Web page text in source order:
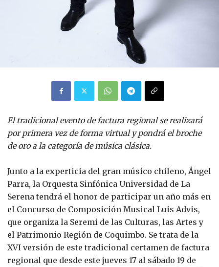
El tradicional evento de factura regional se realizará
por primera vez de forma virtual y pondrá el broche
de oro a la categoría de música clásica.
Junto a la experticia del gran músico chileno, Ángel
Parra, la Orquesta Sinfónica Universidad de La
Serena tendrá el honor de participar un año más en
el Concurso de Composición Musical Luis Advis,
que organiza la Seremi de las Culturas, las Artes y
el Patrimonio Región de Coquimbo. Se trata de la
XVI versión de este tradicional certamen de factura
regional que desde este jueves 17 al sábado 19 de